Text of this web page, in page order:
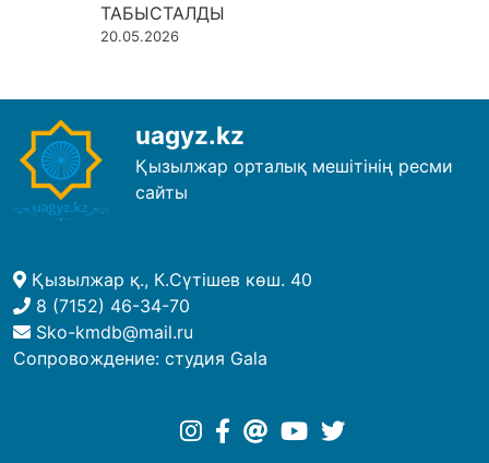
ТАБЫСТАЛДЫ
20.05.2026
uagyz.kz
Қызылжар орталық мешітінің ресми
сайты
Қызылжар қ., К.Сүтішев көш. 40
8 (7152) 46-34-70
Sko-kmdb@mail.ru
Сопровождение: студия Gala